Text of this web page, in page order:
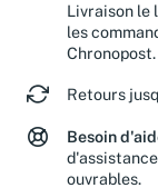
Livraison le
les
Chronopost.
Retours
Besoin
ouvrables.